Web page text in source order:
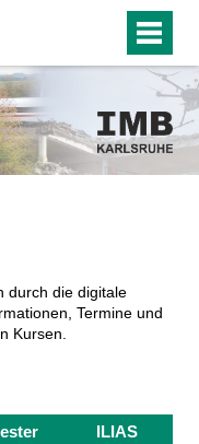
durch die digitale
Termine und
Kursen.
ILIAS